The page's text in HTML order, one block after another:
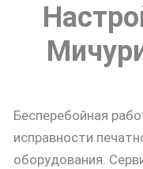
Бесперебойная
исправности
оборудования.